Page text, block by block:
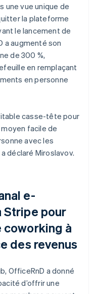
une vue unique de
la plateforme
le lancement de
a augmenté son
de 300 %,
en remplaçant
en personne
casse-tête pour
moyen facile de
avec les
déclaré Miroslavov.
e-
Stripe pour
coworking à
des revenus
OfficeRnD a donné
d’offrir une